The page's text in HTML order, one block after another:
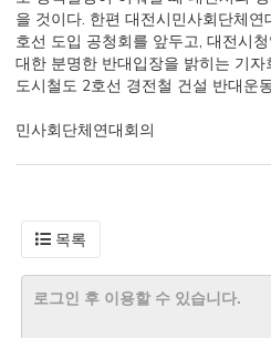
을 것이다. 한편 대전시민사회단체
호선 도입 공청회를 앞두고, 대전시
대한 분명한 반대입장을 밝히는 기
도시철도 2호선 경전철 건설 반대운
2011년 5월
민사회단체연대회의
목록